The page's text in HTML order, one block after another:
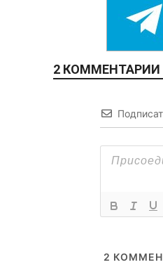
2 КОММЕНТАРИИ
2